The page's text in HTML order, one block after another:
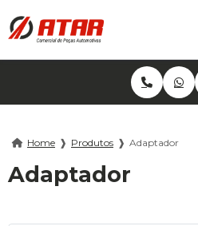
Home ❱ Produtos ❱ Adaptador
Adaptador